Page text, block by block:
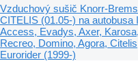
Vzduchový sušič Knorr-
CITELIS (01.05-) na autobusa
Access, Evadys, Axer, Karosa,
Recreo, Domino, Agora,
Eurorider (1999-)